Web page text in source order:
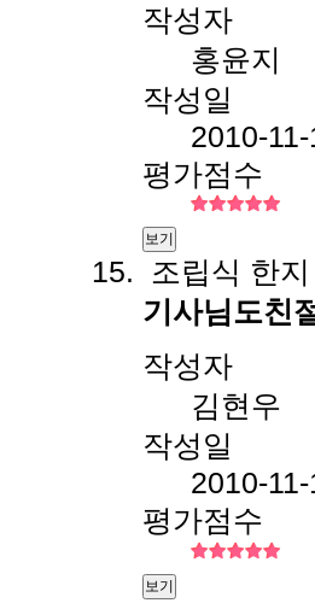
작성자
홍윤지
작성일
2010-
평가점수
보기
조립식 한
기사님도친
작성자
김현우
작성일
2010-11-
평가점수
보기